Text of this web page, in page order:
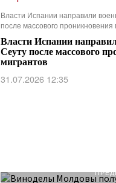
Власти Испании направили
после массового проникновения
Власти Испании
Сеуту после массового
мигрантов
31.07.2026 12:35